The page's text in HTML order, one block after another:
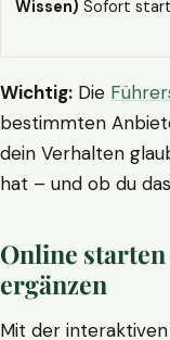
Wissen) Sofort
Wichtig: Die
bestimmten
dein Verhalten
hat – und ob du
Online
ergänzen
Mit der